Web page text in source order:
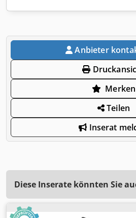
Anbieter
Merken
Teilen
Inserat
Diese Inserate könnten Sie